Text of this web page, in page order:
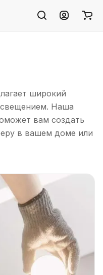
широкий
Наша
вам создать
в вашем доме или